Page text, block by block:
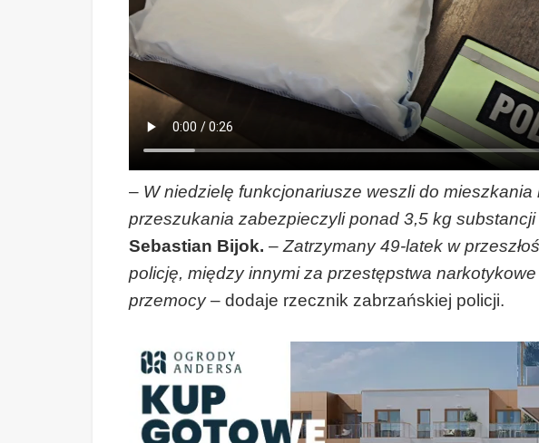
– W niedzielę funkcjonariusze weszli do mieszkania
przeszukania zabezpieczyli ponad 3,5 kg
Sebastian Bijok. – Zatrzymany 49-latek w
policję, między innymi za przestępstwa
przemocy– dodaje rzecznik zabrzańskiej policji.